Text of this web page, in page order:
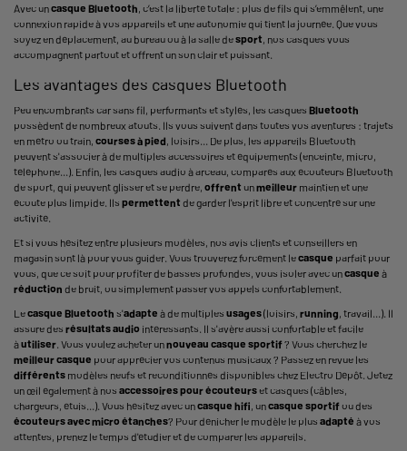
Avec uncasque Bluetooth, c’est la liberté totale : plus de fils qui s’emmêlent, une
connexion rapide à vos appareils et une autonomie qui tient la journée. Que vous
soyez en déplacement, au bureau ou à la salle desport, nos casques vous
accompagnent partout et offrent un son clair et puissant.
Les avantages des casques Bluetooth
Peu encombrants car sans fil, performants et stylés, les casques Bluetooth
possèdent de nombreux atouts. Ils vous suivent dans toutes vos aventures : trajets
en métro ou train, courses à pied, loisirs... De plus, les appareils Bluetooth
peuvent s'associer à de multiples accessoires et équipements (enceinte, micro,
téléphone...). Enfin, les casques audio à arceau, comparés aux écouteurs Bluetooth
de sport, qui peuvent glisser et se perdre, offrent unmeilleur maintien et une
écoute plus limpide. Ils permettent de garder l'esprit libre et concentré sur une
activité.
Et si vous hésitez entre plusieurs modèles, nos avis clients et conseillers en
magasin sont là pour vous guider. Vous trouverez forcément lecasque parfait pour
vous, que ce soit pour profiter de basses profondes, vous isoler avec uncasque à
réduction de bruit, ou simplement passer vos appels confortablement.
Lecasque Bluetooth s'adapte à de multiples usages(loisirs, running, travail...). Il
assure des résultatsaudio intéressants. Il s'avère aussi confortable et facile
àutiliser. Vous voulez acheter unnouveau casque sportif? Vous cherchez le
meilleur casque pour apprécier vos contenus musicaux ? Passez en revue les
différents modèles neufs et reconditionnés disponibles chez Electro Dépôt. Jetez
un œil également à nos accessoires pour écouteurset casques (câbles,
chargeurs, étuis...). Vous hésitez avec uncasque hifi, uncasque sportifou des
écouteurs avec micro étanches? Pour dénicher le modèle le plus adapté à vos
attentes, prenez le temps d'étudier et de comparer les appareils.